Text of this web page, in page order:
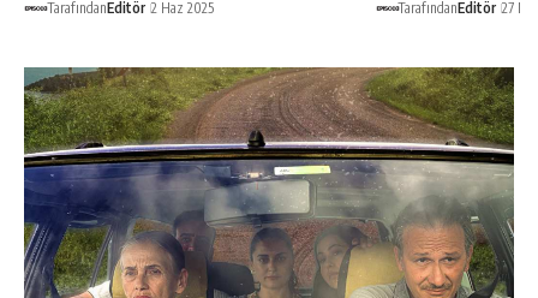
TarafındanEditör 2 Haz 2025 TarafındanEditör 27